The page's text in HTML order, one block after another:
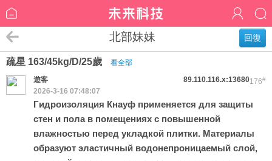
回復
北部妹妹
疏星 163/45kg/D/25歲 看全部
176#
遊客
89.110.116.x:13680
2026-3-16 07:48:07
Гидроизоляция Кнауф применяется для защиты
стен и пола в помещениях с повышенной
влажностью перед укладкой плитки. Материалы
образуют эластичный водонепроницаемый слой,